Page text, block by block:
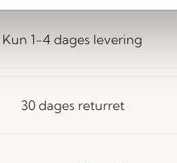
Kun 1-4 dages levering
30 dages returret